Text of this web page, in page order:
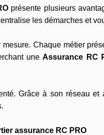
présente plusieurs
les démarches et
Chaque métier
uneAssurance RC
Grâce à son réseau
assurance RC PRO